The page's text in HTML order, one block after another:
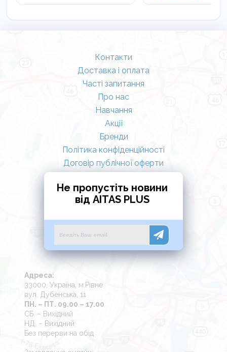
Контакти
Доставка і оплата
Часті запитання
Про нас
Навчання
Акції
Бренди
Політика конфіденційності
Договір публічної оферти
Не пропустіть новини
від AITAS PLUS
Адреса:
33000, Україна, м.Рівне
вул. Дубенська, 11
ПН. – ПТ. 09.00 – 17.00
СБ. – Вихідний
НД. – Вихідний
Без перерви на обід